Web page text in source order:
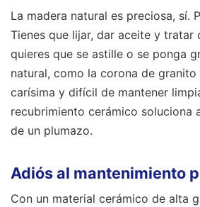
La madera natural es preciosa, sí.
Tienes que lijar, dar aceite y tratar
quieres que se astille o se ponga
natural, como la corona de granito
carísima y difícil de mantener
recubrimiento cerámico soluciona
de un plumazo.
Adiós al mantenimiento
Con un material cerámico de alta